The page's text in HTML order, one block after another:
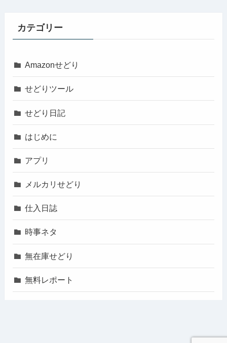
カテゴリー
Amazonせどり
せどりツール
せどり日記
はじめに
アプリ
メルカリせどり
仕入日誌
時事ネタ
無在庫せどり
無料レポート